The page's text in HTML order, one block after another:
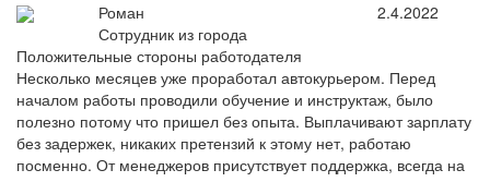
Роман
Сотрудник из города
2.4.2022
Положительные стороны работодателя
Несколько месяцев уже проработал автокурьером. Перед
началом работы проводили обучение и инструктаж, было
полезно потому что пришел без опыта. Выплачивают зарплату
без задержек, никаких претензий к этому нет, работаю
посменно. От менеджеров присутствует поддержка, всегда на